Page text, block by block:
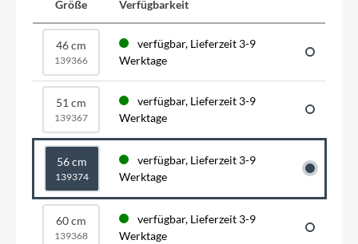
Größe Verfügbarkeit
46 cm
139366
verfügbar, Lieferzeit 3-9
Werktage
51 cm
139367
verfügbar, Lieferzeit 3-9
Werktage
56 cm
139374
verfügbar, Lieferzeit 3-9
Werktage
60 cm
139368
verfügbar, Lieferzeit 3-9
Werktage